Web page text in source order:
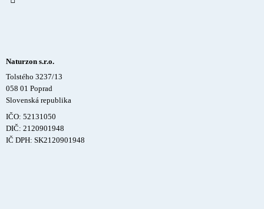
Naturzon s.r.o.
Tolstého 3237/13
058 01 Poprad
Slovenská republika
IČO: 52131050
DIČ: 2120901948
IČ DPH: SK2120901948